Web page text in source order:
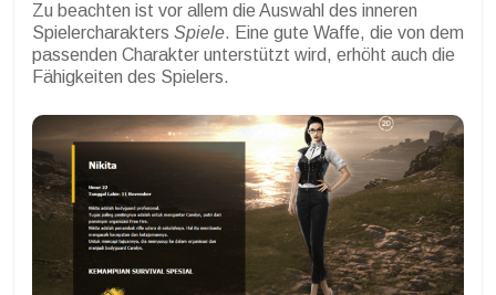
Zu beachten ist vor allem die Auswahl des inneren
Spielercharakters Spiele. Eine gute Waffe, die von dem
passenden Charakter unterstützt wird, erhöht auch die
Fähigkeiten des Spielers.